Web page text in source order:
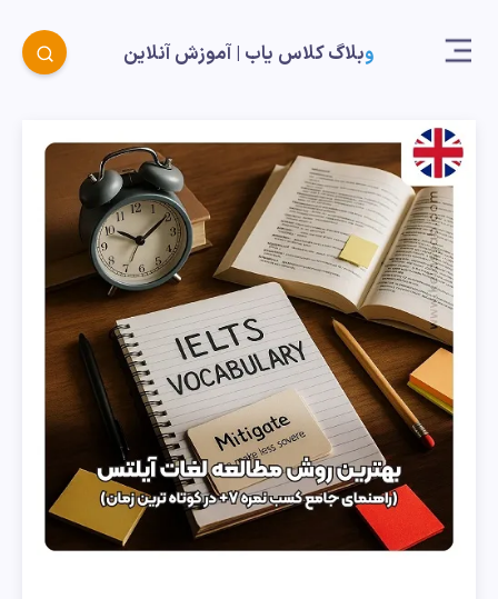
وبلاگ کلاس یاب |‌ آموزش آنلاین